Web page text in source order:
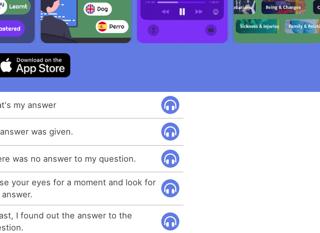
my answer
was given.
was no answer to my question.
your eyes for a moment and look for
I found out the answer to the